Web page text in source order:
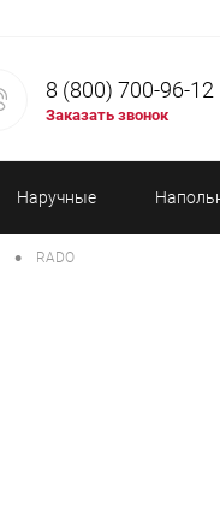
8 (800) 700-96-12
Заказать звонок
Наручные
• RADO